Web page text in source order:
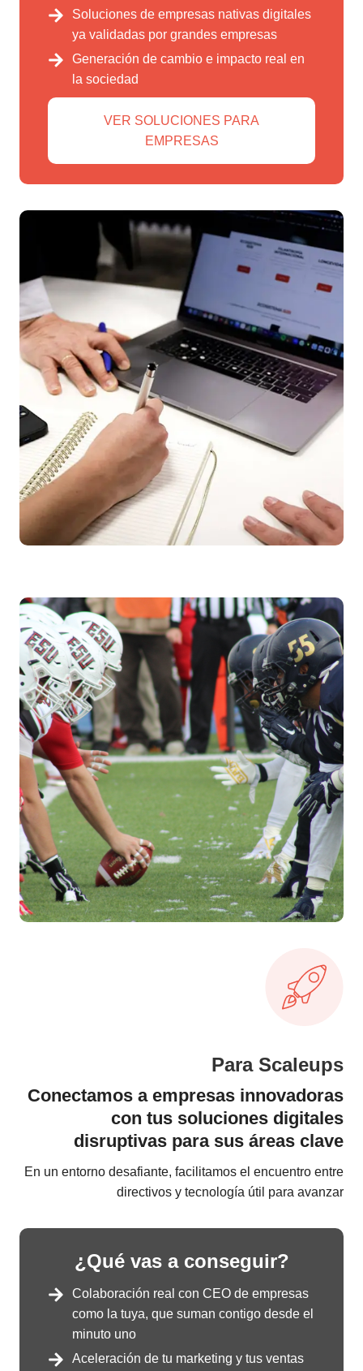
Soluciones de empresas nativas digitales
ya validadas por grandes empresas
Generación de cambio e impacto real en
la sociedad
VER SOLUCIONES PARA
EMPRESAS
Para Scaleups
Conectamos a empresas innovadoras
con tus soluciones digitales
disruptivas para sus áreas clave
En un entorno desafiante, facilitamos el encuentro entre
directivos y tecnología útil para avanzar
¿Qué vas a conseguir?
Colaboración real con CEO de empresas
como la tuya, que suman contigo desde el
minuto uno
Aceleración de tu marketing y tus ventas